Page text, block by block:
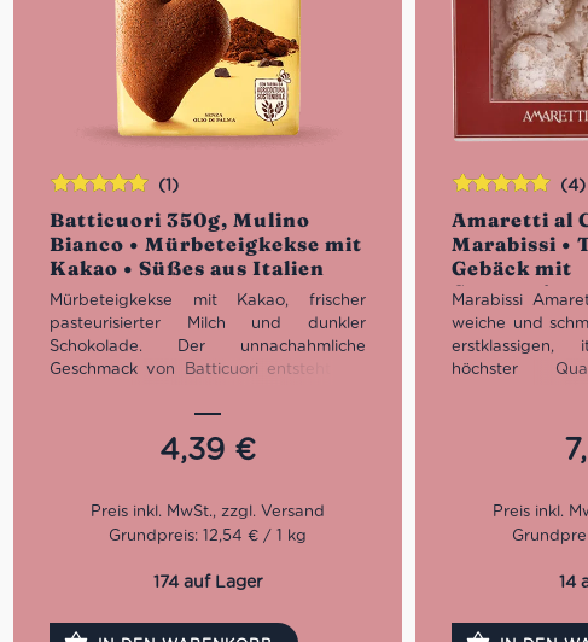
Batticuori 350g, Mulino
Bianco • Mürbeteigkekse mit
Kakao • Süßes aus Italien
(1)
Mürbeteigkekse mit Kakao, frischer
pasteurisierter Milch und dunkler
Schokolade. Der unnachahmliche
Geschmack von Batticuori entsteht aus
Schokolade. Ihr krümeliger, herzförmiger
Teig macht sie perfekt zum Dippen!
Ideal für ein süßes Erwachen.
Kekse mit 100% italienischen Eiern sind
ideal zum Espresso, Kaffee, Latte
italienischen Frühstück, sowie auch als
4,39 €
Bewertet
mit5.00von
5
Grundpreis: 12,54 € / 1 kg
174 auf Lager
Amaretti al
Marabissi •
Gebäck mit
Süßes aus
(4)
Marabissi
weiche und
erstklassigen,
höchster
Gebäck wird
Marabissi
Handarbeit
Stadt mit dem
Chianciano.
Eröffnung
Dieser
mit5.00von
5
14